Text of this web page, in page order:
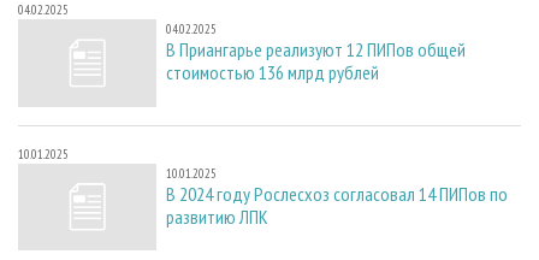
04.02.2025
04.02.2025
В Приангарье реализуют 12 ПИПов общей
стоимостью 136 млрд рублей
10.01.2025
10.01.2025
В 2024 году Рослесхоз согласовал 14 ПИПов по
развитию ЛПК